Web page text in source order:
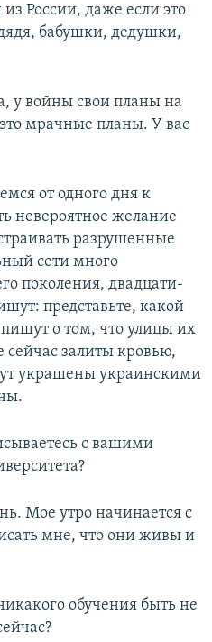
России, даже если это
бабушки, дедушки,
у войны свои планы на
мрачные планы. У вас
от одного дня к
невероятное желание
разрушенные
сети много
поколения, двадцати-
представьте, какой
о том, что улицы их
сейчас залиты кровью,
украшены украинскими
с вашими
Мое утро начинается с
мне, что они живы и
обучения быть не